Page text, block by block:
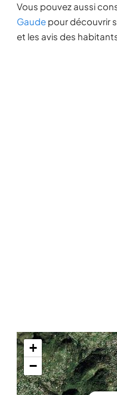
Vous pouvez aussi
Gaude pour découvrir
et les avis des
+
−